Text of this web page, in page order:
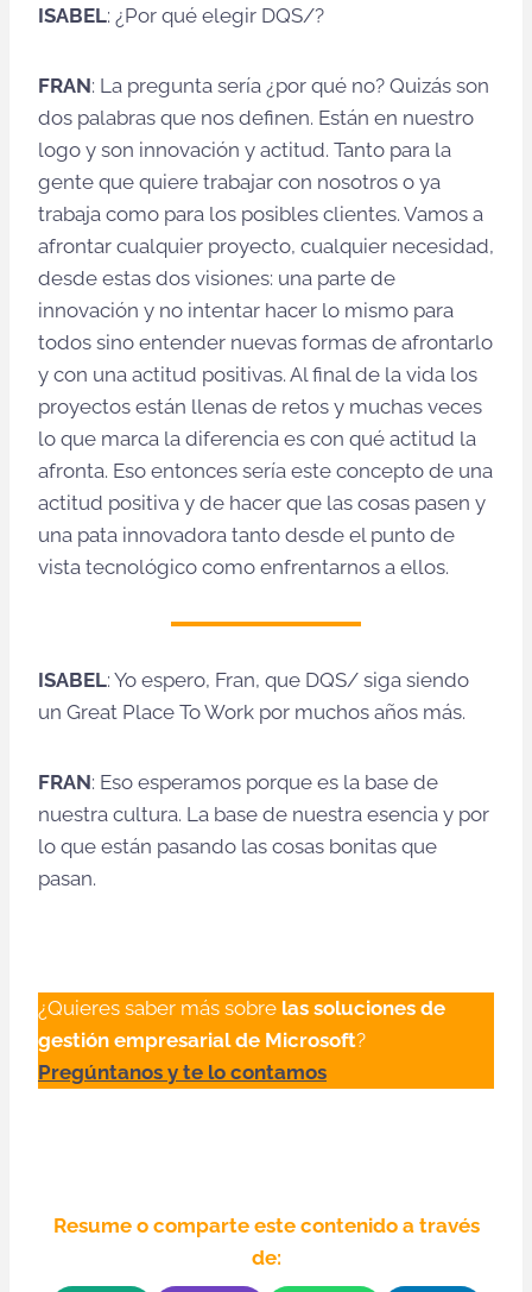
ISABEL: ¿Por qué elegir DQS/?
FRAN: La pregunta sería ¿por qué no? Quizás son
dos palabras que nos definen. Están en nuestro
logo y son innovación y actitud. Tanto para la
gente que quiere trabajar con nosotros o ya
trabaja como para los posibles clientes. Vamos a
afrontar cualquier proyecto, cualquier necesidad,
desde estas dos visiones: una parte de
innovación y no intentar hacer lo mismo para
todos sino entender nuevas formas de afrontarlo
y con una actitud positivas. Al final de la vida los
proyectos están llenas de retos y muchas veces
lo que marca la diferencia es con qué actitud la
afronta. Eso entonces sería este concepto de una
actitud positiva y de hacer que las cosas pasen y
una pata innovadora tanto desde el punto de
vista tecnológico como enfrentarnos a ellos.
ISABEL: Yo espero, Fran, que DQS/ siga siendo
un Great Place To Work por muchos años más.
FRAN: Eso esperamos porque es la base de
nuestra cultura. La base de nuestra esencia y por
lo que están pasando las cosas bonitas que
pasan.
¿Quieres saber más sobre las soluciones de
gestión empresarial de Microsoft?
Pregúntanos y te lo contamos
Resume o comparte este contenido a través
de: